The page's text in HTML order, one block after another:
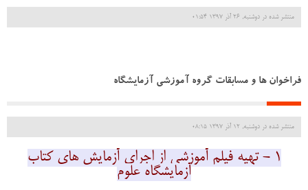
منتشر شده در دوشنبه, 26 آذر 1397 01:54
فراخوان ها و مسابقات گروه آموزشی آزمایشگاه
منتشر شده در دوشنبه, 12 آذر 1397 08:15
1 - تهیه فیلم آموزشی از اجرای آزمایش های کتاب
آزمایشگاه علوم